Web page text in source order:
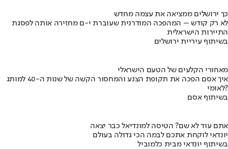
כך ירושלים ממציאה את עצמה מחדש
לא רק קודש – המהפכה המודרנית שעוברת י-ם מחזירה אותה לפסגת
התיירות הישראלית
בשיתוף עיריית ירושלים
מאחורי הקלעים של הטעם הישראלי
איך אסם הפכה את תקופת הצנע והמחסור הקשה של שנות ה-40 למותג
לאומי?
בשיתוף אסם
אתם עוד לא שם? הטיסה למונדיאל כבר יצאה
יונדאי לוקחת אתכם לבמה הכי גדולה בעולם
בשיתוף יונדאי מבית כלמוביל